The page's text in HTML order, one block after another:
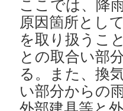
ここでは、降
原因箇所とし
を取り扱うこ
との取合い部
る。また、換
い部分からの